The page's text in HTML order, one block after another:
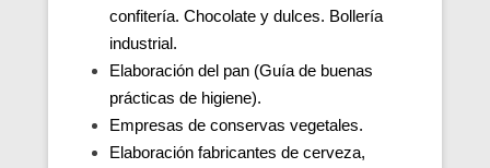
confitería. Chocolate y dulces. Bollería
industrial.
Elaboración del pan (Guía de buenas
prácticas de higiene).
Empresas de conservas vegetales.
Elaboración fabricantes de cerveza,